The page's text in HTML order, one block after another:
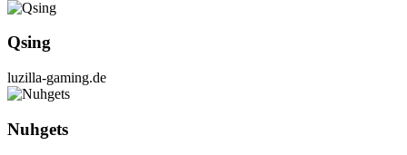
Qsing
luzilla-gaming.de
Nuhgets